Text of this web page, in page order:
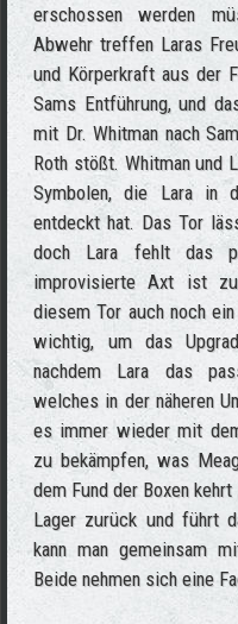
erschossen werden
Abwehr treffen Laras
und Körperkraft aus der
Sams Entführung, und
mit Dr. Whitman nach
Roth stößt. Whitman und
Symbolen, die Lara
entdeckt hat. Das Tor
doch Lara fehlt das
improvisierte Axt ist
diesem Tor auch noch
wichtig, um das
nachdem Lara das
welches in der näheren
es immer wieder mit
zu bekämpfen, was
dem Fund der Boxen
Lager zurück und führt
kann man gemeinsam
Beide nehmen sich eine